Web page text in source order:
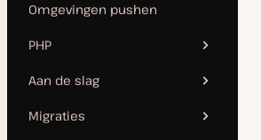
Plugins en thema’s
beheren
Verboden en niet-
Omgevingen pushen
PHP
PHP opnieuw opstarten en
bijwerken
Aan de slag
Site toevoegen
Migraties